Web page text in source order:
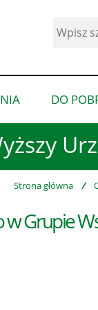
pokaż
podmenu
dla
“Ogłoszenia”
DO
Strona główna /
Grupie